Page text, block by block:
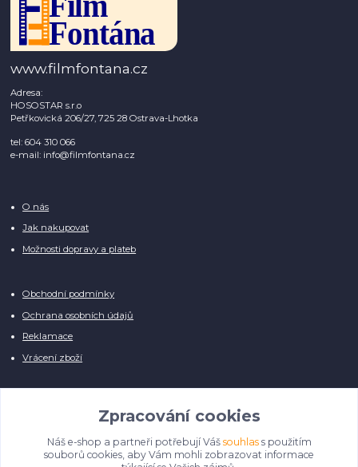
www.filmfontana.cz
Adresa:
HOSOSTAR s.r.o
Petřkovická 206/27, 725 28 Ostrava-Lhotka
tel: 604 310 066
e-mail: info@filmfontana.cz
O nás
Jak nakupovat
Možnosti dopravy a plateb
Obchodní podmínky
Ochrana osobních údajů
Reklamace
Vrácení zboží
Manuálně pro Vás kontrolujeme každý produkt, přesto se může stát, že u
několika z nich je vyobrazen pouze obrázek informativního charakteru.
Zpracování cookies
Náš e-shop a partneři potřebují Váš souhlass použitím
souborů cookies, aby Vám mohli zobrazovat informace